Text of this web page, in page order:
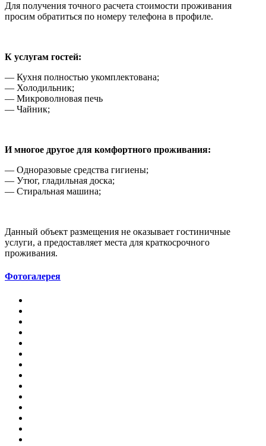
Для получения точного расчета стоимости проживания
просим обратиться по номеру телефона в профиле.
К услугам гостей:
— Кухня полностью укомплектована;
— Холодильник;
— Микроволновая печь
— Чайник;
И многое другое для комфортного проживания:
— Одноразовые средства гигиены;
— Утюг, гладильная доска;
— Стиральная машина;
Данный объект размещения не оказывает гостиничные
услуги, а предоставляет места для краткосрочного
проживания.
Фотогалерея